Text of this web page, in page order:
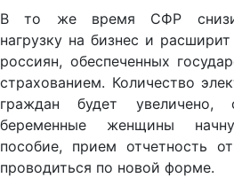
В то же время СФР снизит
нагрузку на бизнес и
россиян, обеспеченных
страхованием. Количество
граждан будет
беременные женщины
пособие, прием отчетность
проводиться по новой форме.